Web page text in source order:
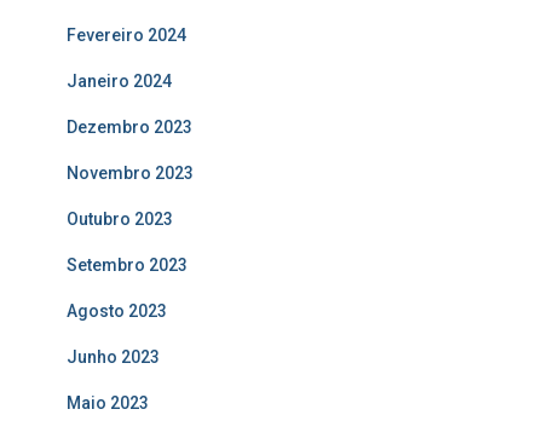
Fevereiro 2024
Janeiro 2024
Dezembro 2023
Novembro 2023
Outubro 2023
Setembro 2023
Agosto 2023
Junho 2023
Maio 2023